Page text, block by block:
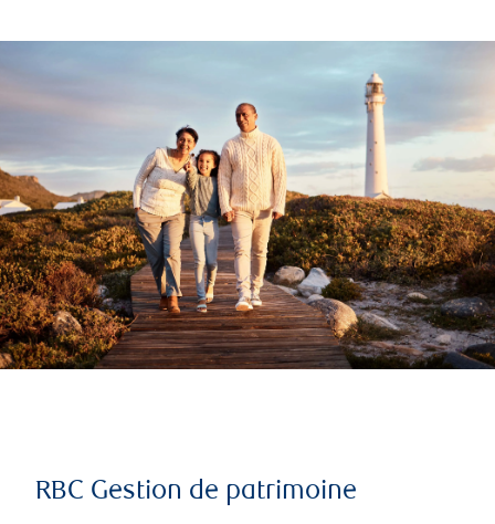
RBC Gestion de patrimoine